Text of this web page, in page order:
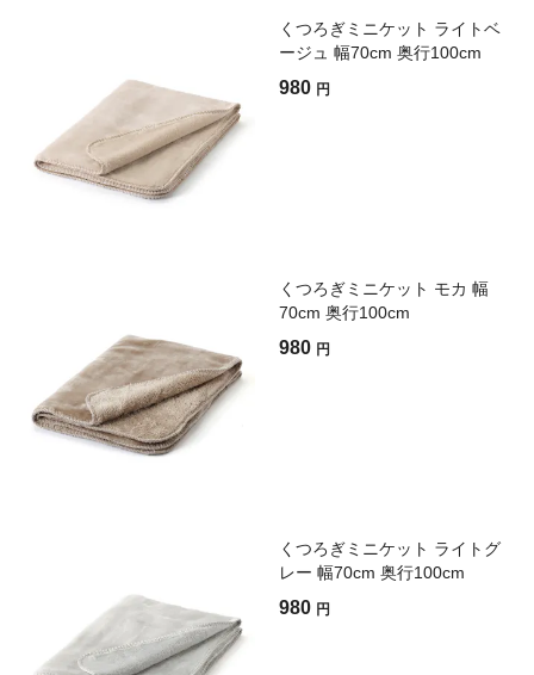
くつろぎミニケット ライトベ
ージュ 幅70cm 奥行100cm
980 円
くつろぎミニケット モカ 幅
70cm 奥行100cm
980 円
くつろぎミニケット ライトグ
レー 幅70cm 奥行100cm
980 円